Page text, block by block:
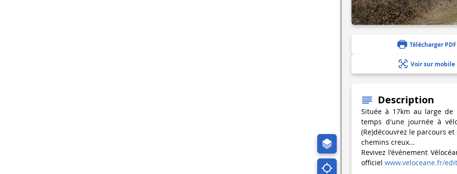
Télécharger PDF
Voir sur mobile
Description
Située à 17km au large de
temps d'une journée à
(Re)découvrez le parcours
chemins creux...
Revivez l'événement
officiel www.veloceane.fr/